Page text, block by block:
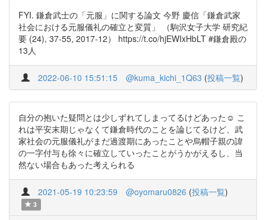
FYI. 鎌倉武士の「元服」に関する論文 今野 慶信「鎌倉武家
社会における元服儀礼の確立と変質」 （駒沢女子大学 研究紀
要 (24), 37-55, 2017-12） https://t.co/hjEWIxHbLT #鎌倉殿の
13人
2022-06-10 15:51:15 @kuma_kichi_1Q63 (投稿一覧)
自分の抱いた疑問とは少しずれてしまってるけどあった☺️ こ
れは平安末期じゃなくて鎌倉時代のことを論じてるけど、武
家社会の元服儀礼がまだ過渡期にあったことや烏帽子親の諱
の一字付与も徐々に確立していったことがうかがえるし、当
然ない場合もあった考えられる
2021-05-19 10:23:59 @oyomaru0826 (投稿一覧)
3